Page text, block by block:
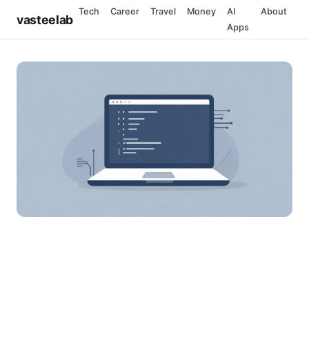
vasteelab
Tech Career Travel Money
AI
Apps
About